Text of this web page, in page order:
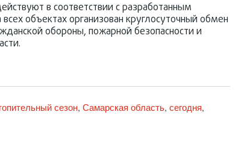
в соответствии с разработанным
объектах организован круглосуточный обмен
обороны, пожарной безопасности и
сезон, Самарская область, сегодня,